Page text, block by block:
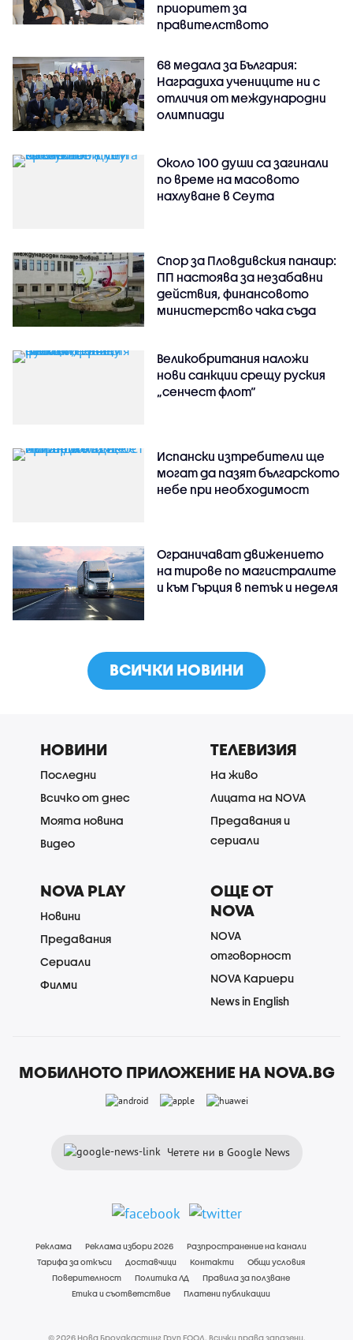
приоритет за
правителството
68 медала за България:
Наградиха учениците ни с
отличия от международни
олимпиади
Около 100 души са загинали
по време на масовото
нахлуване в Сеута
Спор за Пловдивския панаир:
ПП настоява за незабавни
действия, финансовото
министерство чака съда
Великобритания наложи
нови санкции срещу руския
„сенчест флот“
Испански изтребители ще
могат да пазят българското
небе при необходимост
Ограничават движението
на тирове по магистралите
и към Гърция в петък и неделя
ВСИЧКИ НОВИНИ
НОВИНИ
Последни
Всичко от днес
Моята новина
Видео
ТЕЛЕВИЗИЯ
На живо
Лицата на NOVA
Предавания и
сериали
NOVA PLAY
Новини
Предавания
Сериали
Филми
ОЩЕ ОТ
NOVA
NOVA
отговорност
NOVA Кариери
News in English
МОБИЛНОТО ПРИЛОЖЕНИЕ НА NOVA.BG
Четете ни в Google News
Реклама Реклама избори 2026
Разпространение на канали
Тарифа за откъси
Доставчици Контакти
Общи условия
Поверителност
Политика ЛД
Правила за ползване
Етика и съответствие
Платени публикации
© 2026 Нова Броудкастинг Груп ЕООД. Всички права запазени.